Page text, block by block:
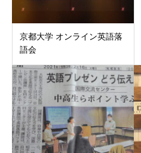
京都大学 オンライン英語落
語会